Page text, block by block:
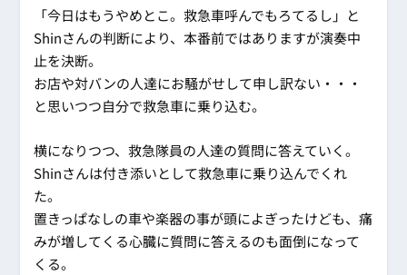
「今日はもうやめとこ。救急車呼んでもろてるし」と
Shinさんの判断により、本番前ではありますが演奏中
止を決断。
お店や対バンの人達にお騒がせして申し訳ない・・・
と思いつつ自分で救急車に乗り込む。
横になりつつ、救急隊員の人達の質問に答えていく。
Shinさんは付き添いとして救急車に乗り込んでくれ
た。
置きっぱなしの車や楽器の事が頭によぎったけども、痛
みが増してくる心臓に質問に答えるのも面倒になって
くる。